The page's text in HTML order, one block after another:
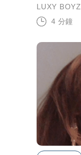
LUXY BOYZ
4 分鐘